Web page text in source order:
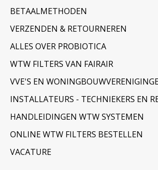
BETAALMETHODEN
VERZENDEN & RETOURNEREN
ALLES OVER PROBIOTICA
WTW FILTERS VAN FAIRAIR
VVE'S EN
INSTALLATEURS - TECHNIEKERS EN
HANDLEIDINGEN WTW SYSTEMEN
ONLINE WTW FILTERS BESTELLEN
VACATURE